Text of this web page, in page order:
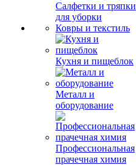
Салфетки и тряпки
для уборки
Ковры и текстиль
Кухня и пищеблок
Металл и
оборудование
Профессиональная
прачечная химия